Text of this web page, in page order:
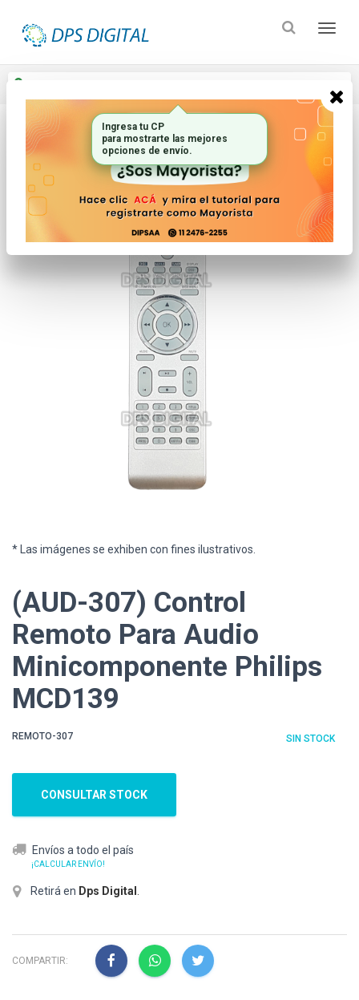
Inicio Controles Remotos Audio
* Las imágenes se exhiben con fines ilustrativos.
(AUD-307) Control
Remoto Para Audio
Minicomponente Philips
MCD139
REMOTO-307 SIN STOCK
CONSULTAR STOCK
Envíos a todo el país
¡CALCULAR ENVÍO!
Retirá en Dps Digital
COMPARTIR:
Ingresa tu CP
para mostrarte las mejores
opciones de envío.